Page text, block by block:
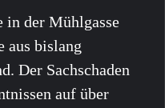
in der Mühlgasse
aus bislang
Der Sachschaden
auf über